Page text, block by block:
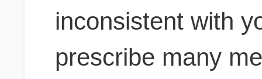
inconsistent with
prescribe many